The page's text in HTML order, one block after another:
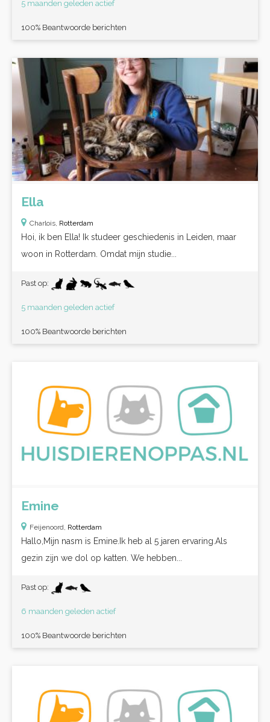
5 maanden geleden actief
100% Beantwoorde berichten
Ella
Charlois, Rotterdam
Hoi, ik ben Ella! Ik studeer geschiedenis in Leiden, maar
woon in Rotterdam. Omdat mijn studie...
Past op:
5 maanden geleden actief
100% Beantwoorde berichten
Emine
Feijenoord, Rotterdam
Hallo,Mijn nasm is Emine.Ik heb al 5 jaren ervaring.Als
gezin zijn we dol op katten. We hebben...
Past op:
6 maanden geleden actief
100% Beantwoorde berichten